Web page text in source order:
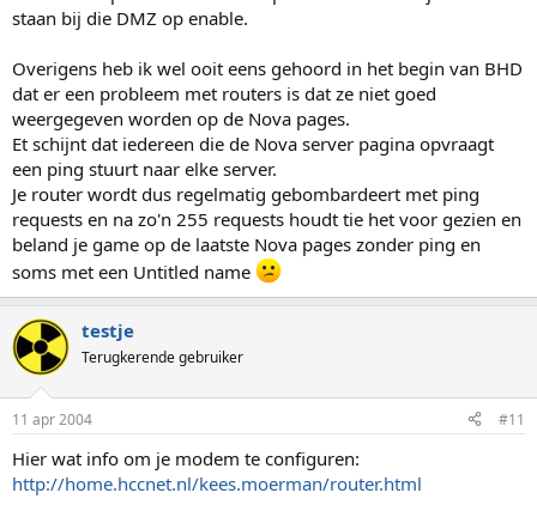
staan bij die DMZ op enable.
Overigens heb ik wel ooit eens gehoord in het begin van BHD
dat er een probleem met routers is dat ze niet goed
weergegeven worden op de Nova pages.
Et schijnt dat iedereen die de Nova server pagina opvraagt
een ping stuurt naar elke server.
Je router wordt dus regelmatig gebombardeert met ping
requests en na zo'n 255 requests houdt tie het voor gezien en
beland je game op de laatste Nova pages zonder ping en
soms met een Untitled name
testje
Terugkerende gebruiker
11 apr 2004 #11
Hier wat info om je modem te configuren:
http://home.hccnet.nl/kees.moerman/router.html